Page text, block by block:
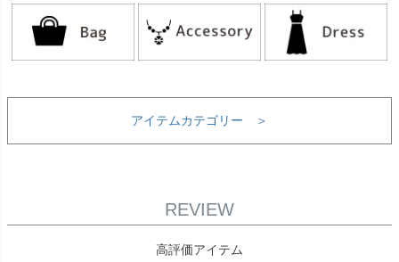
アイテムカテゴリー ＞
REVIEW
高評価アイテム